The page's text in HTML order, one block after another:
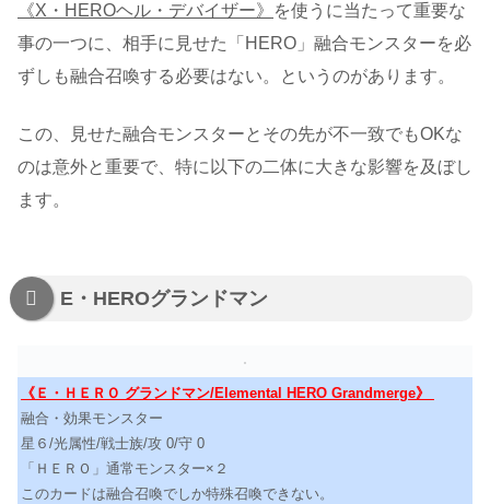
《X・HEROヘル・デバイザー》
を使うに当たって重要な
事の一つに、相手に見せた「HERO」融合モンスターを必
ずしも融合召喚する必要はない。というのがあります。
この、見せた融合モンスターとその先が不一致でもOKな
のは意外と重要で、特に以下の二体に大きな影響を及ぼし
ます。
E・HEROグランドマン
《Ｅ・ＨＥＲＯ グランドマン/Elemental HERO Grandmerge》
融合・効果モンスター
星６/光属性/戦士族/攻 0/守 0
「ＨＥＲＯ」通常モンスター×２
このカードは融合召喚でしか特殊召喚できない。